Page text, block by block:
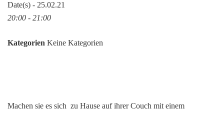
Date(s) - 25.02.21
20:00 - 21:00
Kategorien Keine Kategorien
Machen sie es sich zu Hause auf ihrer Couch mit einem